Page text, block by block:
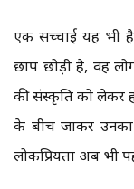
एक सच्चाई यह भी
छाप छोड़ी है, वह
की संस्कृति को लेकर
के बीच जाकर
लोकप्रियता अब भी